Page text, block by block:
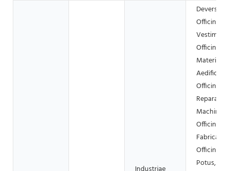
Officinae
Officinae
Officinae
Officina
Officina
Potus,